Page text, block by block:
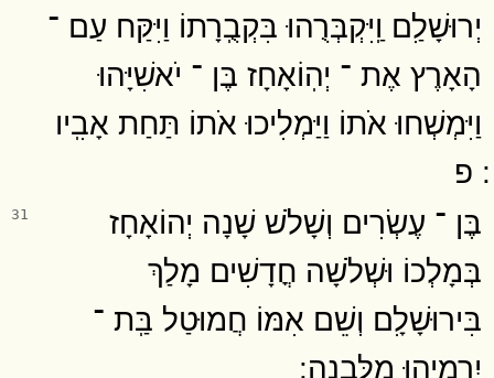
יְרוּשָׁלִַם וַֽיִּקְבְּרֻהוּ בִּקְבֻֽרָתוֹ וַיִּקַּח עַם ־
הָאָרֶץ אֶת ־ יְהֽוֹאָחָז בֶּן ־ יֹאשִׁיָּהוּ
וַיִּמְשְׁחוּ אֹתוֹ וַיַּמְלִיכוּ אֹתוֹ תַּחַת אָבִֽיו
׃ פ
31
בֶּן ־ עֶשְׂרִים וְשָׁלֹשׁ שָׁנָה יְהוֹאָחָז
בְּמָלְכוֹ וּשְׁלֹשָׁה חֳדָשִׁים מָלַךְ
בִּירוּשָׁלִָם וְשֵׁם אִמּוֹ חֲמוּטַל בַּֽת ־
יִרְמְיָהוּ מִלִּבְנָֽה ׃